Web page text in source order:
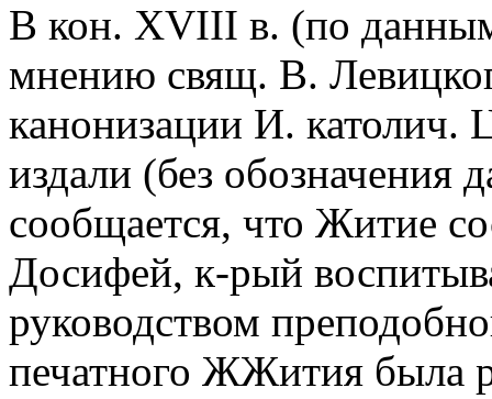
В кон. XVIII в. (по
мнению свящ. В.
канонизации И. католич.
издали (без
сообщается, что Житие
Досифей, к-рый
руководством
печатного ЖЖития была